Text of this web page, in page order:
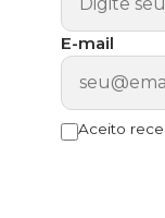
E-mail
Aceito